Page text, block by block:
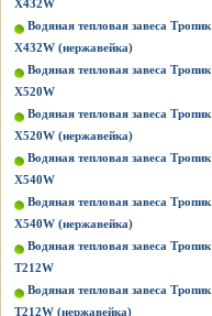
X432W
Водяная тепловая завеса Тропик
X432W (нержавейка)
Водяная тепловая завеса Тропик
X520W
Водяная тепловая завеса Тропик
X520W (нержавейка)
Водяная тепловая завеса Тропик
X540W
Водяная тепловая завеса Тропик
X540W (нержавейка)
Водяная тепловая завеса Тропик
Т212W
Водяная тепловая завеса Тропик
Т212W (нержавейка)